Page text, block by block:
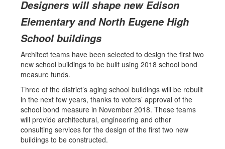
Designers will shape new Edison
Elementary and North Eugene High
School buildings
Architect teams have been selected to design the first two
new school buildings to be built using 2018 school bond
measure funds.
Three of the district’s aging school buildings will be rebuilt
in the next few years, thanks to voters’ approval of the
school bond measure in November 2018. These teams
will provide architectural, engineering and other
consulting services for the design of the first two new
buildings to be constructed.